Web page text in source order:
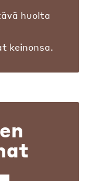
huolta
keinonsa.